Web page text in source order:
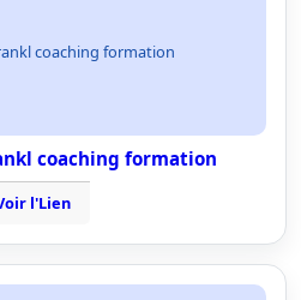
coaching formation
coaching formation
l'Lien